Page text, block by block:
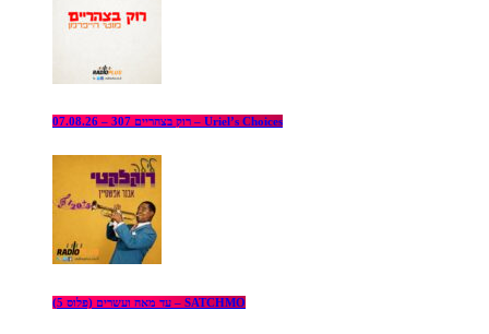
רוק בצהריים 307 – 07.08.26 – Uriel’s Choices
עד מאה ועשרים (פלוס 5) – SATCHMO